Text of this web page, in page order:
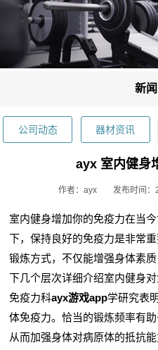
新
公司动态 器材资讯
ayx 室内健身
作者：ayx 发布时间
室内健身增加你的免疫力在当
下，保持良好的免疫力是非常
锻炼方式，不仅能增强身体素
下几个层次详细介绍室内健身
免疫力科ayx游戏app学研究表
体免疫力。恰当的锻炼频率有
从而加强身体对病原体的抵抗